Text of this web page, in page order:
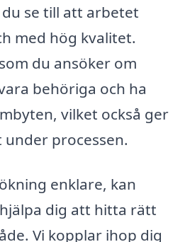
se till att arbetet
med hög kvalitet.
du ansöker om
behöriga och ha
vilket också ger
processen.
enklare, kan
dig att hitta rätt
Vi kopplar ihop dig